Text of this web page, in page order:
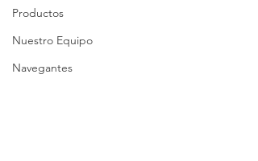
Productos
Nuestro Equipo
Navegantes